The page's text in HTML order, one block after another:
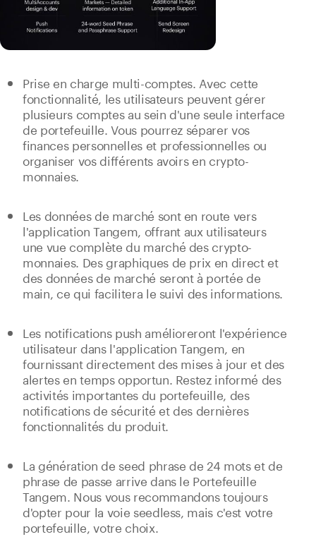
Prise en charge multi-comptes. Avec cette
fonctionnalité, les utilisateurs peuvent gérer
plusieurs comptes au sein d'une seule interface
de portefeuille. Vous pourrez séparer vos
finances personnelles et professionnelles ou
organiser vos différents avoirs en crypto-
monnaies.
Les données de marché sont en route vers
l'application Tangem, offrant aux utilisateurs
une vue complète du marché des crypto-
monnaies. Des graphiques de prix en direct et
des données de marché seront à portée de
main, ce qui facilitera le suivi des informations.
Les notifications push amélioreront l'expérience
utilisateur dans l'application Tangem, en
fournissant directement des mises à jour et des
alertes en temps opportun. Restez informé des
activités importantes du portefeuille, des
notifications de sécurité et des dernières
fonctionnalités du produit.
La génération de seed phrase de 24 mots et de
phrase de passe arrive dans le Portefeuille
Tangem. Nous vous recommandons toujours
d'opter pour la voie seedless, mais c'est votre
portefeuille, votre choix.